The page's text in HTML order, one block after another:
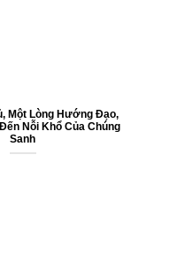
Một Lòng Hướng Đạo,
Nỗi Khổ Của Chúng
Sanh